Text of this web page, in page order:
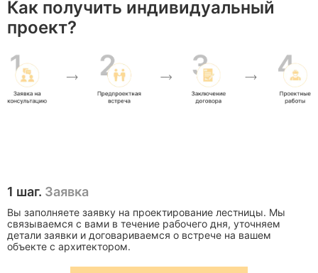
марша
проходить
Угол наклона 30–40°
Слишком
Как получить индивидуальный
проект?
1 шаг. Заявка
Вы заполняете заявку на проектирование лестницы. Мы
связываемся с вами в течение рабочего дня, уточняем
детали заявки и договариваемся о встрече на вашем
объекте с архитектором.